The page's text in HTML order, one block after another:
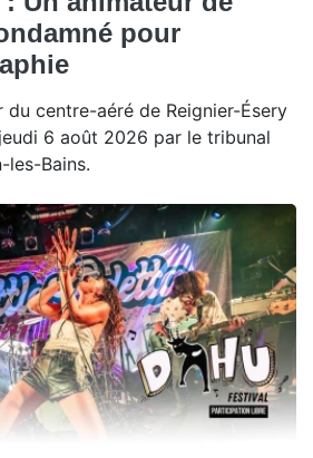
pour
du centre-aéré de Reignier-Ésery
6 août 2026 par le tribunal
les-Bains.